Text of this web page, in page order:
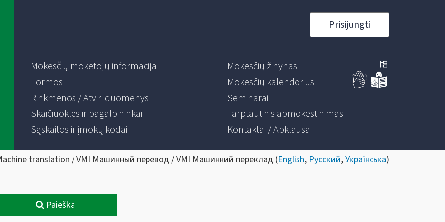
Prisijungti
Mokesčių mokėtojų informacija
Formos
Rinkmenos / Atviri duomenys
Skaičiuoklės ir pagalbininkai
Sąskaitos ir įmokų kodai
Mokesčių žinynas
Mokesčių kalendorius
Seminarai
Tarptautinis apmokestinimas
Kontaktai / Apklausa
translation / VMI Машинный перевод / VMI Машинний переклад (English, Русский,Українська)
Paieška